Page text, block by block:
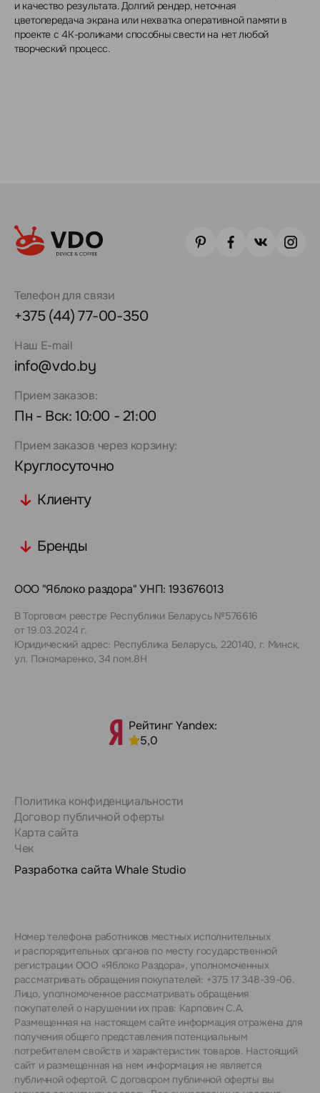
и качество результата. Долгий рендер, неточная
цветопередача экрана или нехватка оперативной памяти в
проекте с 4K-роликами способны свести на нет любой
творческий процесс.
Телефон для связи
+375 (44) 77-00-350
Наш E-mail
info@vdo.by
Прием заказов:
Пн - Вск: 10:00 - 21:00
Прием заказов через корзину:
Круглосуточно
Клиенту
Бренды
ООО "Яблоко раздора" УНП: 193676013
В Торговом реестре Республики Беларусь №576616
от 19.03.2024 г.
Юридический адрес: Республика Беларусь, 220140, г. Минск,
ул. Пономаренко, 34 пом.8Н
Рейтинг Yandex:
5,0
Политика конфиденциальности
Договор публичной оферты
Карта сайта
Чек
Разработка сайта Whale Studio
Номер телефона работников местных исполнительных
и распорядительных органов по месту государственной
регистрации ООО «Яблоко Раздора», уполномоченных
рассматривать обращения покупателей: +375 17 348-39-06.
Лицо, уполномоченное рассматривать обращения
покупателей о нарушении их прав: Карпович С.А.
Размещенная на настоящем сайте информация отражена для
получения общего представления потенциальным
потребителем свойств и характеристик товаров. Настоящий
сайт и размещенная на нем информация не является
публичной офертой. С договором публичной оферты вы